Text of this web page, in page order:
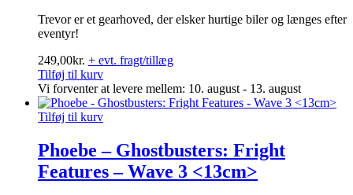
Trevor er et gearhoved, der elsker hurtige biler og længes efter
eventyr!
249,00kr. + evt. fragt/tillæg
Tilføj til kurv
Vi forventer at levere mellem: 10. august - 13. august
Tilføj til kurv
Phoebe – Ghostbusters: Fright
Features – Wave 3 <13cm>